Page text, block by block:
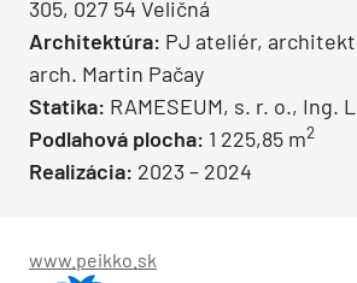
305, 027 54 Veličná
Architektúra: PJ ateliér,
arch. Martin Pačay
Statika: RAMESEUM, s. r. o., Ing.
Podlahová plocha: 1 225,85 m2
Realizácia: 2023 – 2024
www.peikko.sk